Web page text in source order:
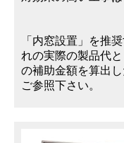
「内窓設置」を推
れの実際の製品代
の補助金額を算出
ご参照下さい。